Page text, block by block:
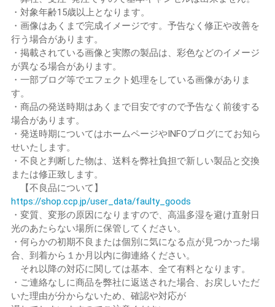
・対象年齢15歳以上となります。
・画像はあくまで完成イメージです。予告なく修正や改善を
行う場合があります。
・掲載されている画像と実際の製品は、彩色などのイメージ
が異なる場合があります。
・一部ブログ等でエフェクト処理をしている画像がありま
す。
・商品の発送時期はあくまで目安ですので予告なく前後する
場合があります。
・発送時期についてはホームページやINFOブログにてお知ら
せいたします。
・不良と判断した物は、送料を弊社負担で新しい製品と交換
または修正致します。
【不良品について】
https://shop.ccp.jp/user_data/faulty_goods
・変質、変形の原因になりますので、高温多湿を避け直射日
光のあたらない場所に保管してください。
・何らかの初期不良または個別に気になる点が見つかった場
合、到着から１か月以内に御連絡ください。
それ以降の対応に関しては基本、全て有料となります。
・ご連絡なしに商品を弊社に返送された場合、お戻しいただ
いた理由が分からないため、確認や対応が